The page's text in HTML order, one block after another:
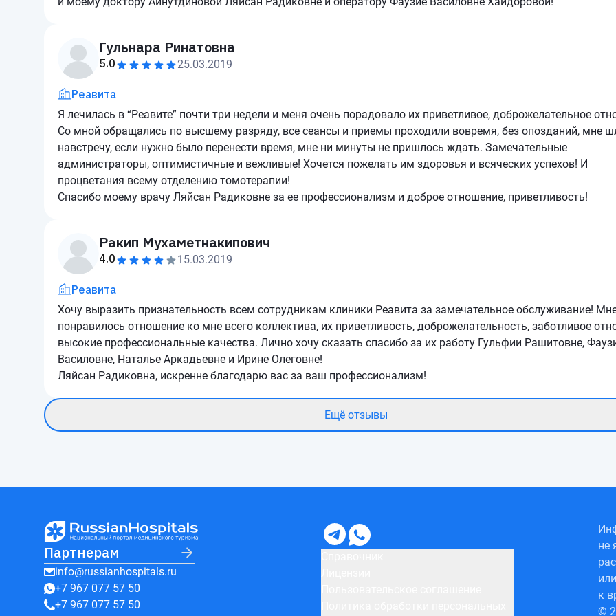
Гульнара Ринатовна
5.0 25.03.2019
Реавита
Я лечилась в “Реавите” почти три недели и меня очень порадовало их приветливое, доброжелательное
Со мной обращались по высшему разряду, все сеансы и приемы проходили вовремя, без опозданий, мне
навстречу, если нужно было перенести время, мне ни минуты не пришлось ждать. Замечательные
администраторы, оптимистичные и вежливые! Хочется пожелать им здоровья и всяческих успехов! И
процветания всему отделению томотерапии!
Спасибо моему врачу Ляйсан Радиковне за ее профессионализм и доброе отношение, приветливость!
Ракип Мухаметнакипович
4.0 15.03.2019
Реавита
Хочу выразить признательность всем сотрудникам клиники Реавита за замечательное обслуживание!
понравилось отношение ко мне всего коллектива, их приветливость, доброжелательность, заботливое
высокие профессиональные качества. Лично хочу сказать спасибо за их работу Гульфии Рашитовне,
Василовне, Наталье Аркадьевне и Ирине Олеговне!
Ляйсан Радиковна, искренне благодарю вас за ваш профессионализм!
Ещё отзывы
Партнерам
info@russianhospitals.ru
+7 967 077 57 50
+7 967 077 57 50
не
к
©